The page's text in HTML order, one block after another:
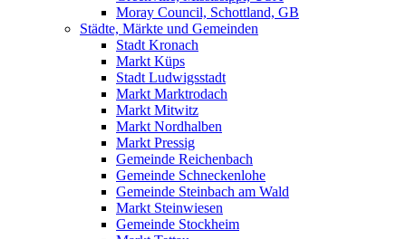
Moray Council, Schottland, GB
Städte, Märkte und Gemeinden
Stadt Kronach
Markt Küps
Stadt Ludwigsstadt
Markt Marktrodach
Markt Mitwitz
Markt Nordhalben
Markt Pressig
Gemeinde Reichenbach
Gemeinde Schneckenlohe
Gemeinde Steinbach am Wald
Markt Steinwiesen
Gemeinde Stockheim